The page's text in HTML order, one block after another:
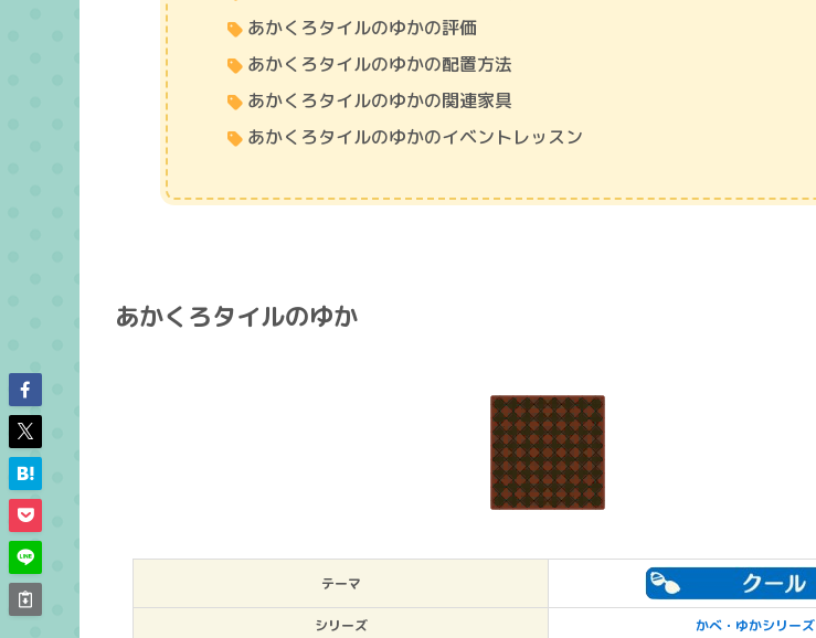
あかくろタイルのゆかの評価
あかくろタイルのゆかの配置方法
あかくろタイルのゆかの関連家具
あかくろタイルのゆかのイベントレッスン
あかくろタイルのゆか
テーマ
シリーズ かべ・ゆかシリーズ